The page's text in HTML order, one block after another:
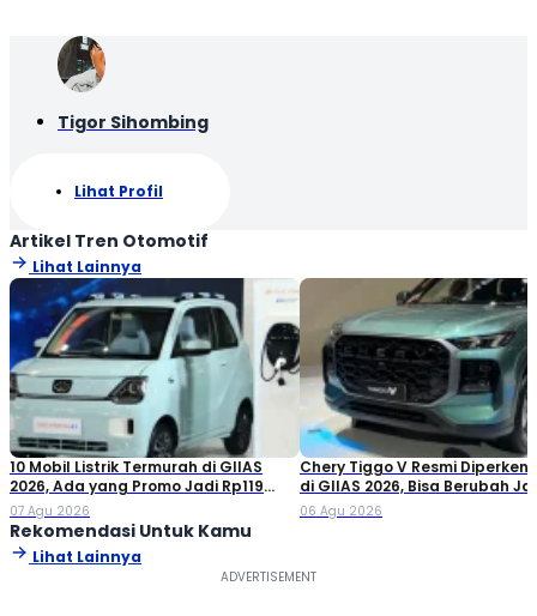
Tigor Sihombing
Lihat Profil
Artikel Tren Otomotif
Lihat Lainnya
10 Mobil Listrik Termurah di GIIAS
2026, Ada yang Promo Jadi Rp119
Jutaan!
07 Agu 2026
Chery Tiggo V Resmi
di GIIAS 2026, Bisa Berubah
Double Cabin
06 Agu 2026
Rekomendasi Untuk Kamu
Lihat Lainnya